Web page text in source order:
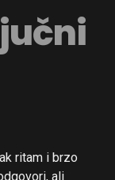
ritam i brzo
ali